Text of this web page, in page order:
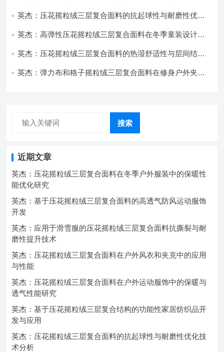
英杰：压花摇粒绒三层复合面料的抗起球性与耐磨性优化
英杰：高弹性压花摇粒绒三层复合面料在冬季童装设计中
英杰：压花摇粒绒三层复合面料的热湿舒适性与层间结合
英杰：弹力布和格子摇粒绒三层复合面料在修身户外夹克
搜索
近期文章
英杰：压花摇粒绒三层复合面料在冬季户外服装中的保暖性
能优化研究
英杰：基于压花摇粒绒三层复合面料的高透气防风运动服饰
开发
英杰：应用于滑雪服的压花摇粒绒三层复合面料抗撕裂与耐
磨性提升技术
英杰：压花摇粒绒三层复合面料在户外风衣和夹克中的应用
与性能
英杰：压花摇粒绒三层复合面料在户外运动服饰中的保暖与
透气性能研究
英杰：基于压花摇粒绒三层复合结构的功能性家居纺织品开
发与应用
英杰：压花摇粒绒三层复合面料的抗起球性与耐磨性优化技
术分析